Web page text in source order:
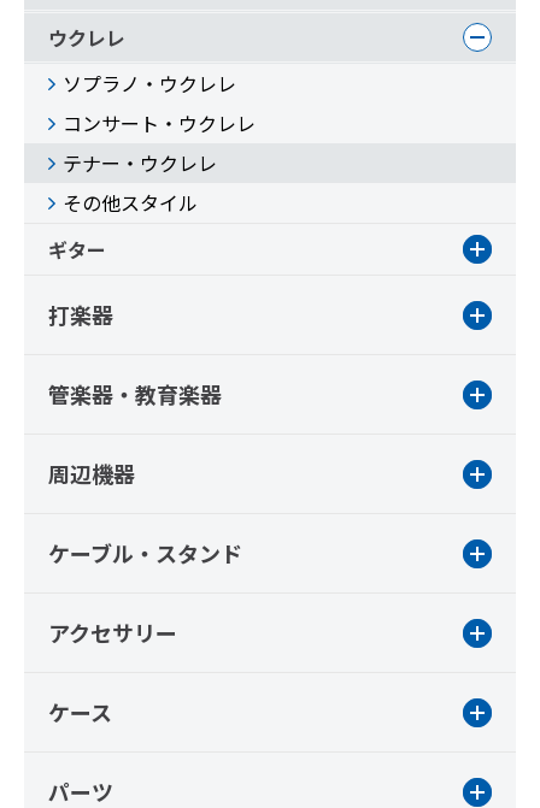
ウクレレ
ソプラノ・ウクレレ
コンサート・ウクレレ
テナー・ウクレレ
その他スタイル
ギター
打楽器
管楽器・教育楽器
周辺機器
ケーブル・スタンド
アクセサリー
ケース
パーツ